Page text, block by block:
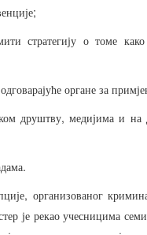
;
стратегију о томе како
одговарајуће органе за
друштву,медијима и на
.
, организованог
је рекао учесницима